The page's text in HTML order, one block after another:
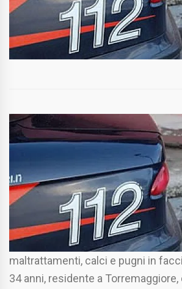
maltrattamenti, calci e pugni in
34 anni, residente a